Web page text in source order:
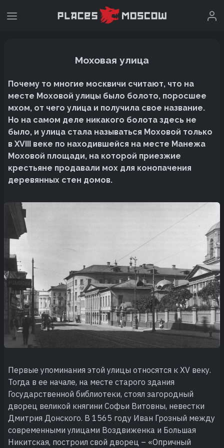
Моховая улица
Почему то многие москвичи считают, что на
месте Моховой улицы было болото, поросшее
мхом, от чего улица и получила свое название.
Но на самом деле никакого болота здесь не
было, и улица стала называться Моховой только
в XVIII веке по находившейся на месте Манежа
Моховой площади, на которой приезжие
крестьяне продавали мох для конопачения
деревянных стен домов.
Первые упоминания этой улицы относятся к XV веку.
Тогда в ее начале, на месте старого здания
Государственной библиотеки, стоял загородный
дворец великой княгини Софьи Витовны, невестки
Дмитрия Донского. В 1565 году Иван Грозный между
современными улицами Воздвиженка и Большая
Никитская, построил свой дворец – «Опричный